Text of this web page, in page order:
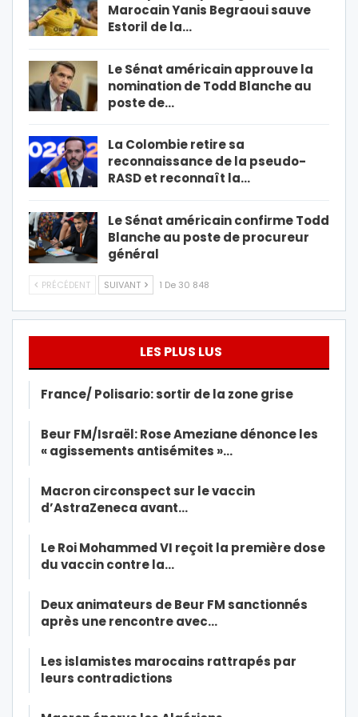
Marocain Yanis Begraoui sauve
Estoril de la…
Le Sénat américain approuve la
nomination de Todd Blanche au
poste de…
La Colombie retire sa
reconnaissance de la pseudo-
RASD et reconnaît la…
Le Sénat américain confirme Todd
Blanche au poste de procureur
général
PRÉCÉDENT SUIVANT 1 De 30 848
LES PLUS LUS
France/ Polisario: sortir de la zone grise
Beur FM/Israël: Rose Ameziane dénonce les
« agissements antisémites »…
Macron circonspect sur le vaccin
d’AstraZeneca avant…
Le Roi Mohammed VI reçoit la première dose
du vaccin contre la…
Deux animateurs de Beur FM sanctionnés
après une rencontre avec…
Les islamistes marocains rattrapés par
leurs contradictions